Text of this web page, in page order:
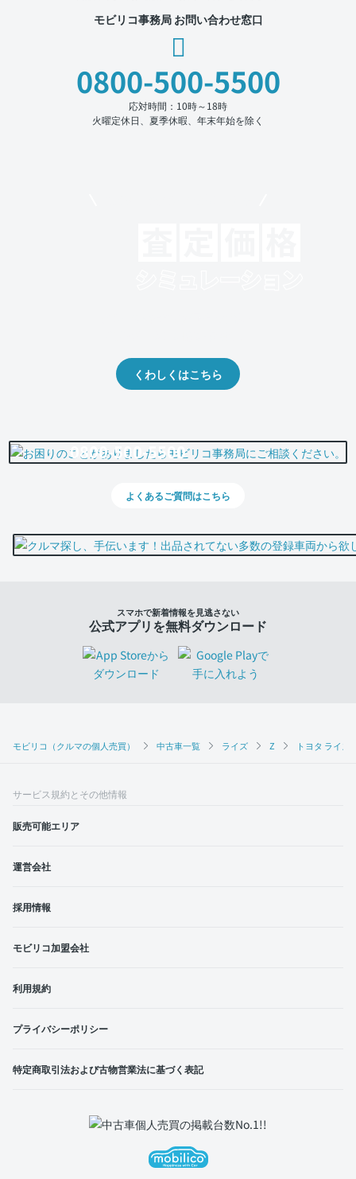
モビリコ（クルマの個人売買） 中古車一覧 ライズ Z トヨタ ライ
モビリコ事務局 お問い合わせ窓口
0800-500-5500
応対時間：10時～18時
火曜定休日、夏季休暇、年末年始を除く
くわしくはこちら
0800-500-5500
よくあるご質問はこちら
スマホで新着情報を見逃さない
公式アプリを無料ダウンロード
サービス規約とその他情報
販売可能エリア
運営会社
採用情報
モビリコ加盟会社
利用規約
プライバシーポリシー
特定商取引法および古物営業法に基づく表記